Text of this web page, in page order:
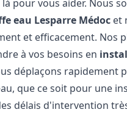
pour vous aider. Nous
eau Lesparre Médoc et
et efficacement. Nos
à vos besoins en
déplaçons rapidement
que ce soit pour une
délais d'intervention